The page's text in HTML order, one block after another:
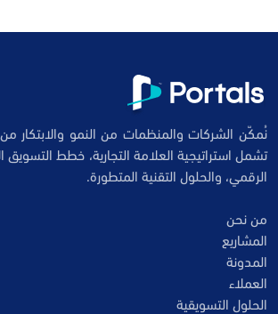
نُمكّن الشركات والمنظمات من النمو والابتكار
تشمل استراتيجية العلامة التجارية، خطط التسويق
الرقمي، والحلول التقنية المتطورة.
من نحن
المشاريع
المدونة
العملاء
الحلول التسويقية